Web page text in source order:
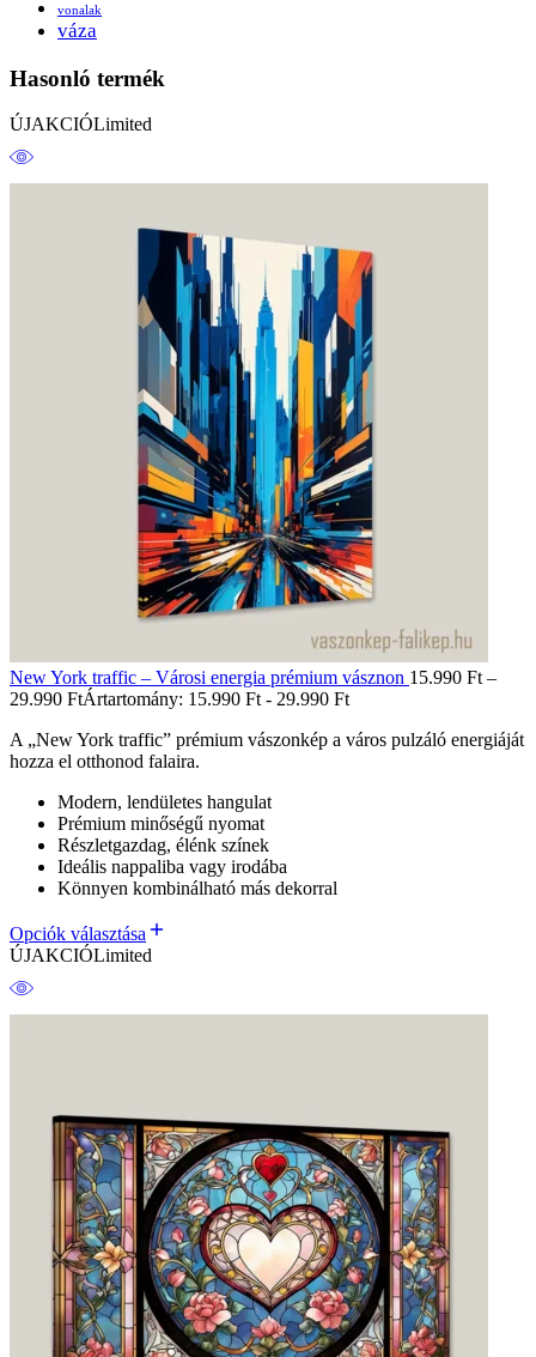
vonalak
váza
Hasonló termék
ÚJAKCIÓLimited
New York traffic – Városi energia prémium vásznon 15.990 Ft –
29.990 FtÁrtartomány: 15.990 Ft - 29.990 Ft
A „New York traffic” prémium vászonkép a város pulzáló energiáját
hozza el otthonod falaira.
Modern, lendületes hangulat
Prémium minőségű nyomat
Részletgazdag, élénk színek
Ideális nappaliba vagy irodába
Könnyen kombinálható más dekorral
Opciók választása
ÚJAKCIÓLimited